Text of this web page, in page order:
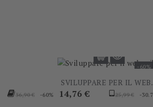
-60%
SVILUPPARE PER IL
Prezzo
36,90 € -60% Prezzo
14,76 €
Prezzo
25,99 € -